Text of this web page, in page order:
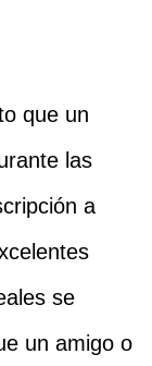
que un
las
a
se
un amigo o